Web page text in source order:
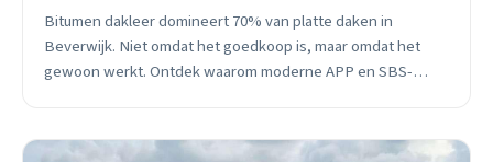
Bitumen dakleer domineert 70% van platte daken in
Beverwijk. Niet omdat het goedkoop is, maar omdat het
gewoon werkt. Ontdek waarom moderne APP en SBS-